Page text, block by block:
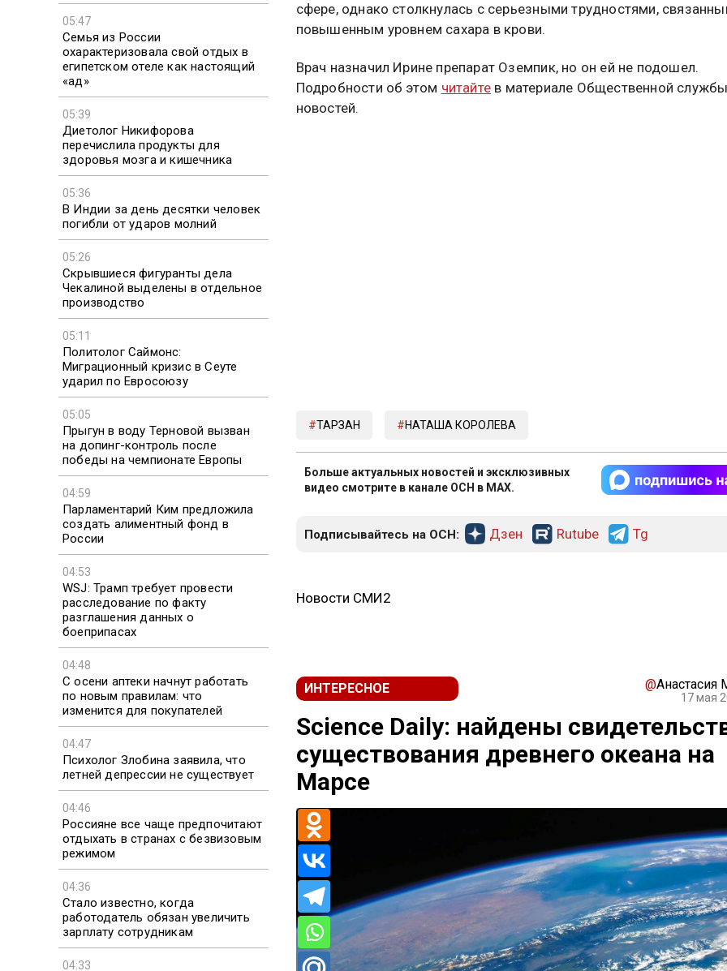
05:47
Семья из России
охарактеризовала свой отдых в
египетском отеле как настоящий
«ад»
05:39
Диетолог Никифорова
перечислила продукты для
здоровья мозга и кишечника
05:36
В Индии за день десятки человек
погибли от ударов молний
05:26
Скрывшиеся фигуранты дела
Чекалиной выделены в отдельное
производство
05:11
Политолог Саймонс:
Миграционный кризис в Сеуте
ударил по Евросоюзу
05:05
Прыгун в воду Терновой вызван
на допинг-контроль после
победы на чемпионате Европы
04:59
Парламентарий Ким предложила
создать алиментный фонд в
России
04:53
WSJ: Трамп требует провести
расследование по факту
разглашения данных о
боеприпасах
04:48
С осени аптеки начнут работать
по новым правилам: что
изменится для покупателей
04:47
Психолог Злобина заявила, что
летней депрессии не существует
04:46
Россияне все чаще предпочитают
отдыхать в странах с безвизовым
режимом
04:36
Стало известно, когда
работодатель обязан увеличить
зарплату сотрудникам
04:33
сфере, однако столкнулась с серьезными трудностями,
повышенным уровнем сахара в крови.
Врач назначил Ирине препарат Оземпик, но он ей не подошел.
Подробности об этом читайтев материале Общественной
новостей.
ТАРЗАН НАТАША КОРОЛЕВА
Больше актуальных новостей и эксклюзивных
видео смотрите в канале ОСН в MAX.
Подписывайтесь на ОСН: Дзен Rutube Tg
Новости СМИ2
ИНТЕРЕСНОЕ @Анастасия
17 мая
Science Daily: найдены
существования древнего океана на
Марсе